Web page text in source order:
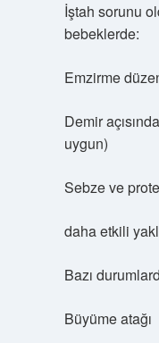
İştah sorunu
bebeklerde:
Emzirme
Demir
uygun)
Sebze ve
daha etkili
Bazı
Büyüme atağı